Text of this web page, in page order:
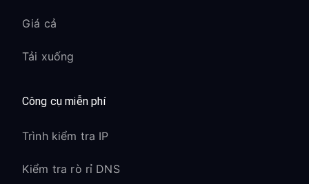
Giá cả
Tải xuống
Công cụ miễn phí
Trình kiểm tra IP
Kiểm tra rò rỉ DNS